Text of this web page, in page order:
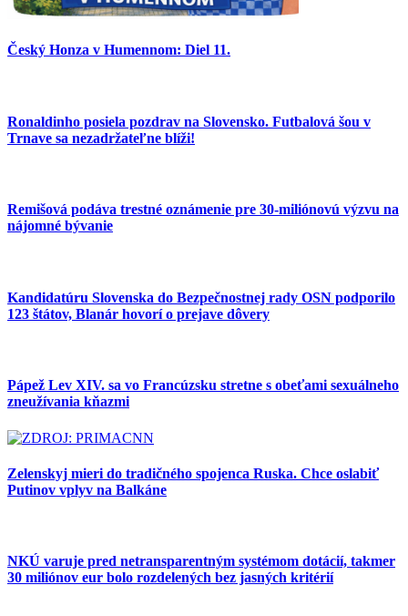
Český Honza v Humennom: Diel 11.
Ronaldinho posiela pozdrav na Slovensko. Futbalová šou v
Trnave sa nezadržateľne blíži!
Remišová podáva trestné oznámenie pre 30-miliónovú výzvu na
nájomné bývanie
Kandidatúru Slovenska do Bezpečnostnej rady OSN podporilo
123 štátov, Blanár hovorí o prejave dôvery
Pápež Lev XIV. sa vo Francúzsku stretne s obeťami sexuálneho
zneužívania kňazmi
Zelenskyj mieri do tradičného spojenca Ruska. Chce oslabiť
Putinov vplyv na Balkáne
NKÚ varuje pred netransparentným systémom dotácií, takmer
30 miliónov eur bolo rozdelených bez jasných kritérií